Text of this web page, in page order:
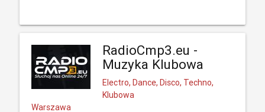
RadioCmp3.eu -
Muzyka Klubowa
Electro, Dance, Disco, Techno,
Klubowa
Warszawa